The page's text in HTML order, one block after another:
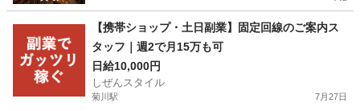
【携帯ショップ・土日副業】固定回線のご案内ス
タッフ｜週2で月15万も可
日給10,000円
しぜんスタイル
菊川駅 7月27日